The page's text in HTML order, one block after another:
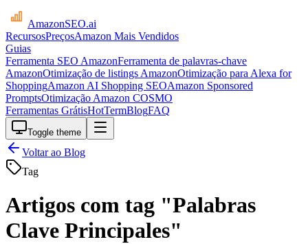
AmazonSEO.ai
RecursosPreçosAmazon Mais Vendidos
Guias
Ferramenta SEO AmazonFerramenta de palavras-chave
AmazonOtimização de listings AmazonOtimização para Alexa for
ShoppingAmazon AI Shopping SEOAmazon Sponsored
PromptsOtimização Amazon COSMO
Ferramentas GrátisHotTermBlogFAQ
Toggle theme
Voltar ao Blog
Tag
Artigos com tag "Palabras
Clave Principales"